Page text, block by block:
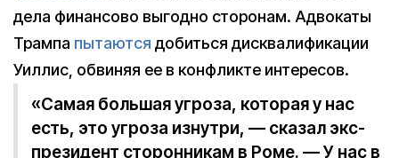
дела финансово выгодно сторонам. Адвокаты
Трампа пытаются добиться дисквалификации
Уиллис, обвиняя ее в конфликте интересов.
«Самая большая угроза, которая у нас
есть, это угроза изнутри, — сказал экс-
президент сторонникам в Роме. — У нас в